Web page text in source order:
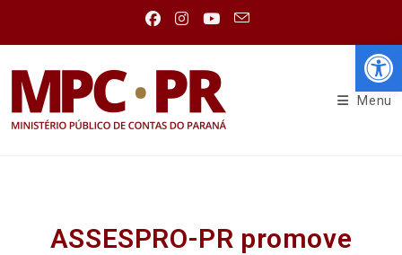
Menu
ASSESPRO-PR promove